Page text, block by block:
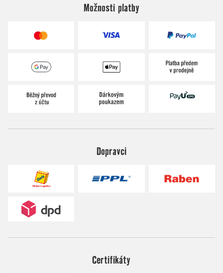
Možnosti platby
Dopravci
Certifikáty